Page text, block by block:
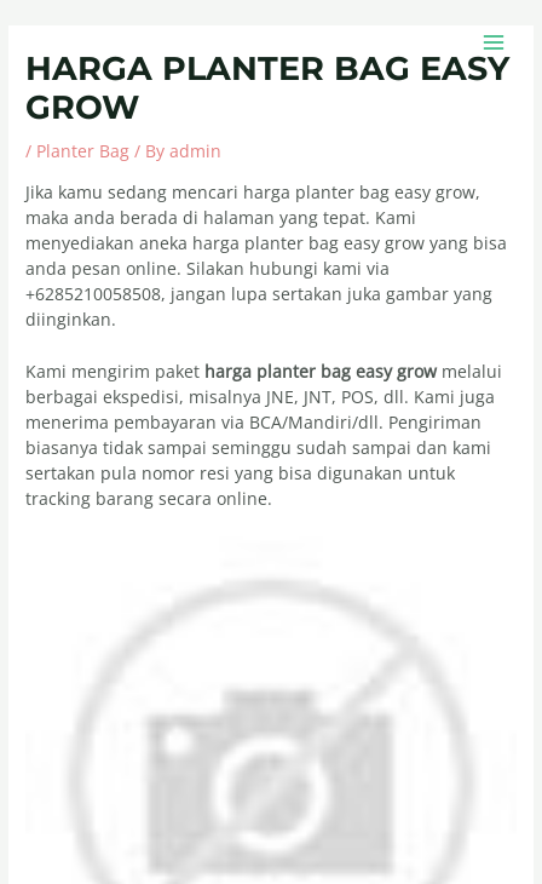
contentHARGA PLANTER BAG EASY
GROW
/ Planter Bag / Byadmin
Jika kamu sedang mencari harga planter bag easy grow,
maka anda berada di halaman yang tepat. Kami
menyediakan aneka harga planter bag easy grow yang bisa
anda pesan online. Silakan hubungi kami via
+6285210058508, jangan lupa sertakan juka gambar yang
diinginkan.
Kami mengirim paket harga planter bag easy growmelalui
berbagai ekspedisi, misalnya JNE, JNT, POS, dll. Kami juga
menerima pembayaran via BCA/Mandiri/dll. Pengiriman
biasanya tidak sampai seminggu sudah sampai dan kami
sertakan pula nomor resi yang bisa digunakan untuk
tracking barang secara online.